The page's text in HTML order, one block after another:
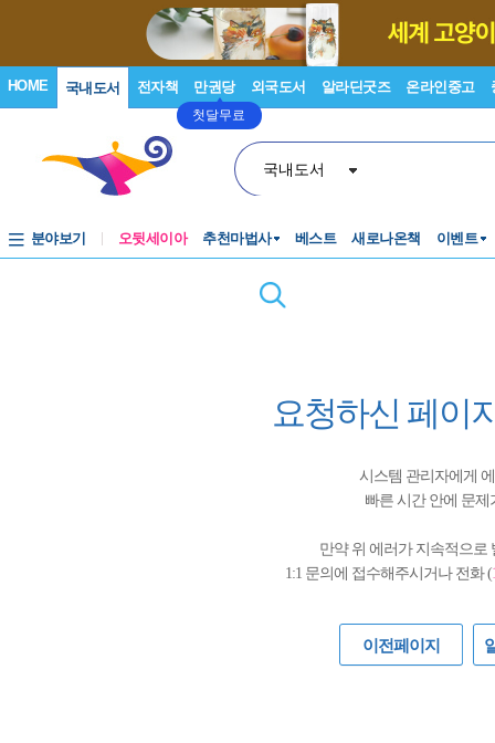
HOME 국내도서 전자책 만권당
첫달무료
외국도서 알라딘굿즈 온라인중고
국내도서
분야보기 오뒷세이아 추천마법사 베스트 새로나온책 이벤트
요청하신 페이
시스템 관리자에게
빠른 시간 안에 문
만약 위 에러가 지속적으로
1:1 문의에 접수해주시거나 전화 (
이전페이지